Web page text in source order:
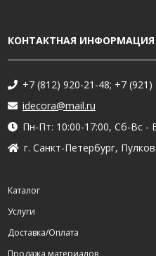
КОНТАКТНАЯ ИНФОРМАЦИЯ
+7 (812) 920-21-48; +7
idecora@mail.ru
Пн-Пт: 10:00-17:00, Сб-Вс -
г. Санкт-Петербург,
Каталог
Услуги
Доставка/Оплата
Продажа материалов